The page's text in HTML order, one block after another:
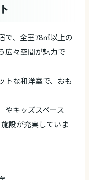
で、全室78㎡以上の
広々空間が魅力で
トな和洋室で、おも
やキッズスペース
設が充実していま